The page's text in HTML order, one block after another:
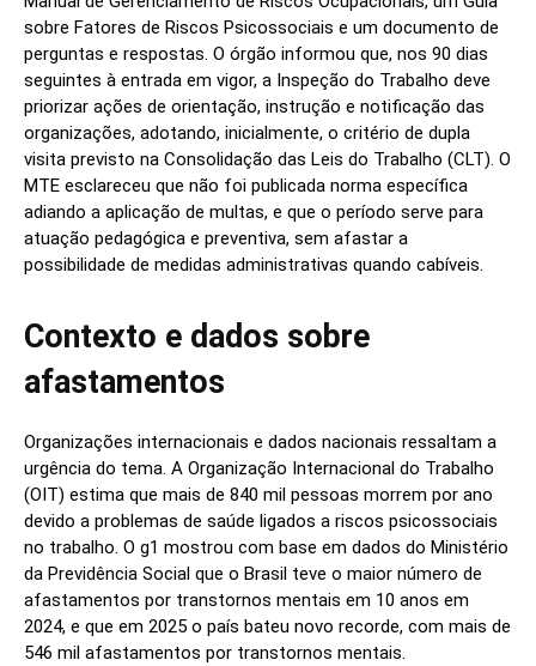
sobre Fatores de Riscos Psicossociais e um documento de
perguntas e respostas. O órgão informou que, nos 90 dias
seguintes à entrada em vigor, a Inspeção do Trabalho deve
priorizar ações de orientação, instrução e notificação das
organizações, adotando, inicialmente, o critério de dupla
visita previsto na Consolidação das Leis do Trabalho (CLT). O
MTE esclareceu que não foi publicada norma específica
adiando a aplicação de multas, e que o período serve para
atuação pedagógica e preventiva, sem afastar a
possibilidade de medidas administrativas quando cabíveis.
Contexto e dados sobre
afastamentos
Organizações internacionais e dados nacionais ressaltam a
urgência do tema. A Organização Internacional do Trabalho
(OIT) estima que mais de 840 mil pessoas morrem por ano
devido a problemas de saúde ligados a riscos psicossociais
no trabalho. O g1 mostrou com base em dados do Ministério
da Previdência Social que o Brasil teve o maior número de
afastamentos por transtornos mentais em 10 anos em
2024, e que em 2025 o país bateu novo recorde, com mais de
546 mil afastamentos por transtornos mentais.